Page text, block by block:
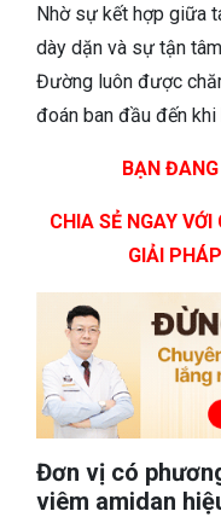
Nhờ sự kết hợp giữa
dày dặn và sự tận
Đường luôn được
đoán ban đầu đến
BẠN
CHIA SẺ NGAY
GIẢI
Đơn vị có
viêm amidan